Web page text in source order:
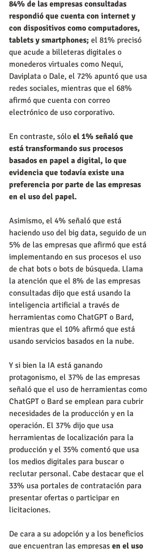
84% de las empresas consultadas
respondió que cuenta con internet y
con dispositivos como computadores,
tablets y smartphones; el 81% precisó
que acude a billeteras digitales o
monederos virtuales como Nequi,
Daviplata o Dale, el 72% apuntó que usa
redes sociales, mientras que el 68%
afirmó que cuenta con correo
electrónico de uso corporativo.
En contraste, sólo el 1% señaló que
está transformando sus procesos
basados en papel a digital, lo que
evidencia que todavía existe una
preferencia por parte de las empresas
en el uso del papel.​​
Asimismo, el 4% señaló que está
haciendo uso del big data, seguido de un
5% de las empresas que afirmó que está
implementando en sus procesos el uso
de chat bots o bots de búsqueda. Llama
la atención que el 8% de las empresas
consultadas dijo que está usando la
inteligencia artificial a través de
herramientas como ChatGPT o Bard,
mientras que el 10% afirmó que está
usando servicios basados en la nube.
Y si bien la IA está ganando
protagonismo, el 37% de las empresas
señaló que el uso de herramientas como
ChatGPT o Bard se emplean para cubrir
necesidades de la producción y en la
operación. El 37% dijo que usa
herramientas de localización para la
producción y el 35% comentó que usa
los medios digitales para buscar o
reclutar personal. Cabe destacar que el
33% usa portales de contratación para
presentar ofertas o participar en
licitaciones.
De cara a su adopción y a los beneficios
que encuentran las empresas en el uso